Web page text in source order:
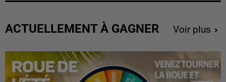
ACTUELLEMENT À GAGNER Voir plus